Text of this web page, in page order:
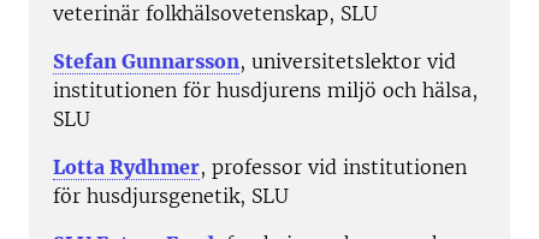
veterinär folkhälsovetenskap, SLU
Stefan Gunnarsson, universitetslektor vid
institutionen för husdjurens miljö och hälsa,
SLU
Lotta Rydhmer, professor vid institutionen
för husdjursgenetik, SLU